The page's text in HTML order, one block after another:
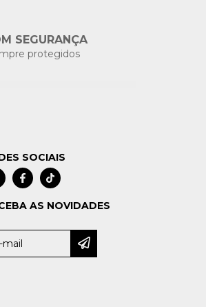
SEGURANÇA
protegidos
SOCIAIS
AS NOVIDADES